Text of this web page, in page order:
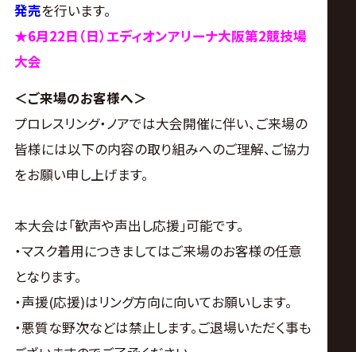
発売を行います。
★6月22日（日）エディオンアリーナ大阪第2競技場
大会
＜ご来場のお客様へ＞
プロレスリング・ノアでは大会開催に伴い、ご来場の
皆様には以下の内容の取り組みへのご理解、ご協力
をお願い申し上げます。
本大会は｢歓声や声出し応援｣可能です。
・マスク着用につきましてはご来場のお客様の任意
となります。
・声援(応援)はリング方向に向いてお願いします。
・悪質な野次などは禁止します。ご退場いただく事も